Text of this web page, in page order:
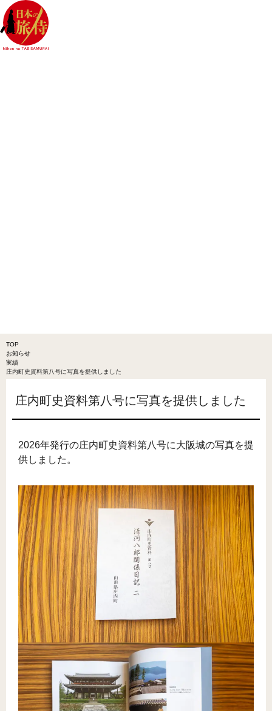
TOP
お知らせ
実績
庄内町史資料第八号に写真を提供しました
庄内町史資料第八号に写真を提供しました
2026年発行の庄内町史資料第八号に大阪城の写真を提
供しました。